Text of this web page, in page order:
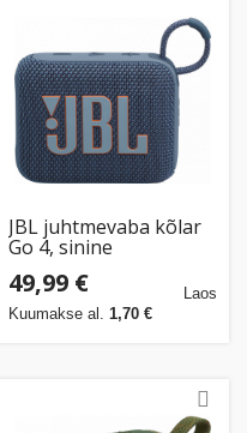
JBL juhtmevaba kõlar
Go 4, sinine
49,99 €
Kuumakse al. 1,70 €
Laos